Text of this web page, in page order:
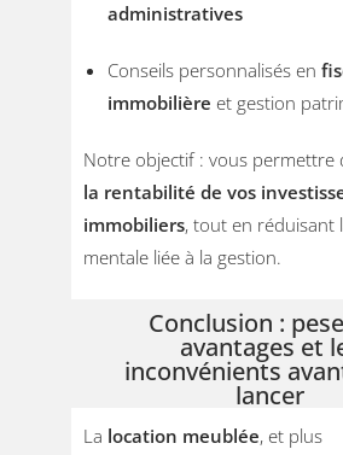
administratives
Conseils personnalisés en
immobilière et gestion
Notre objectif : vous permettre
la rentabilité de vos
immobiliers, tout en réduisant
mentale liée à la gestion.
Conclusion :
avantages et
inconvénients
lancer
La location meublée, et plus